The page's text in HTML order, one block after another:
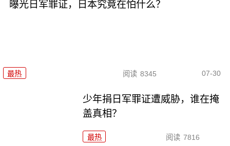
曝光日军罪证，日本究竟在怕什么？
最热 阅读 8345 07-30
少年捐日军罪证遭威胁，谁在掩
盖真相？
最热 阅读 7816